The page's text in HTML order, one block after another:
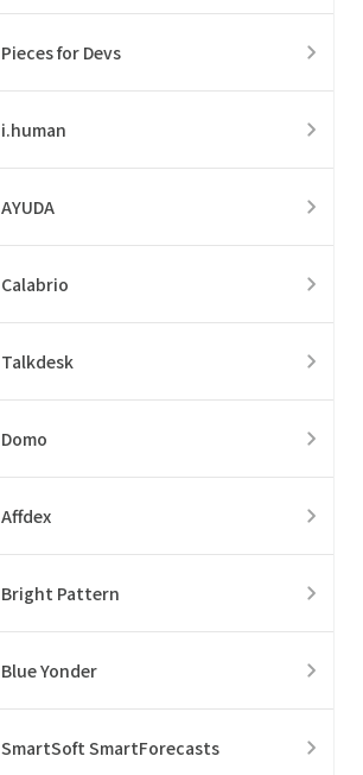
Pieces for Devs
i.human
AYUDA
Calabrio
Talkdesk
Domo
Affdex
Bright Pattern
Blue Yonder
SmartSoft SmartForecasts